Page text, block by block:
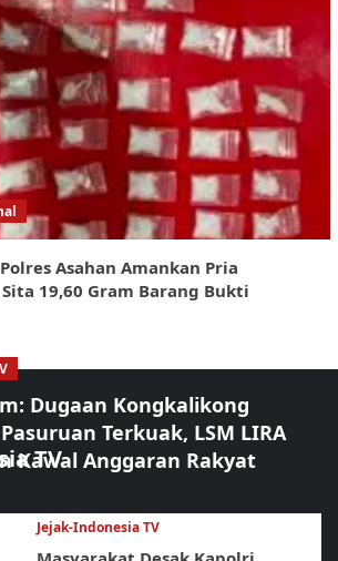
Asahan Amankan Pria
19,60 Gram Barang Bukti
TV
Dugaan Kongkalikong
Terkuak, LSM LIRA
Kawal Anggaran Rakyat
Jejak-Indonesia TV